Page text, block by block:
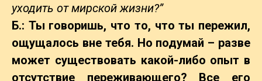
уходить от мирской жизни?”
Б.: Ты говоришь, что то, что ты пережил,
ощущалось вне тебя. Но подумай – разве
может существовать какой-либо опыт в
отсутствие переживающего? Все его